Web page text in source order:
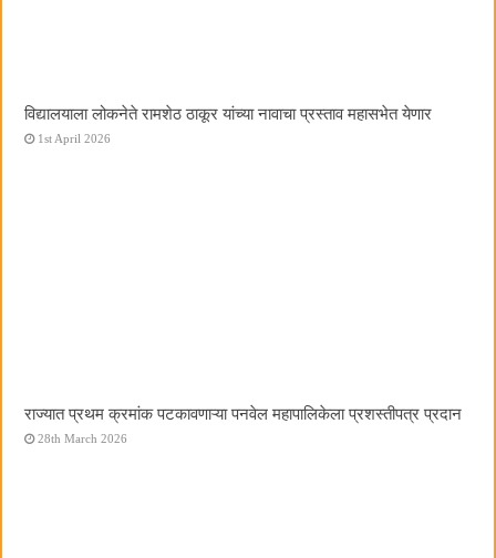
विद्यालयाला लोकनेते रामशेठ ठाकूर यांच्या नावाचा प्रस्ताव महासभेत येणार
1st April 2026
राज्यात प्रथम क्रमांक पटकावणाऱ्या पनवेल महापालिकेला प्रशस्तीपत्र प्रदान
28th March 2026